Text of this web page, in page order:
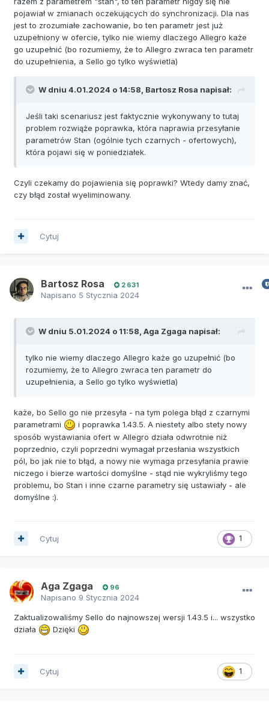
pojawiał w zmianach oczekujących do synchronizacji. Dla nas
jest to zrozumiałe zachowanie, bo ten parametr jest już
uzupełniony w ofercie, tylko nie wiemy dlaczego Allegro każe
go uzupełnić (bo rozumiemy, że to Allegro zwraca ten parametr
do uzupełnienia, a Sello go tylko wyświetla)
W dniu 4.01.2024 o 14:58, Bartosz Rosa napisał:
Jeśli taki scenariusz jest faktycznie wykonywany to tutaj
problem rozwiąże poprawka, która naprawia przesyłanie
parametrów Stan (ogólnie tych czarnych - ofertowych),
która pojawi się w poniedziałek.
Czyli czekamy do pojawienia się poprawki? Wtedy damy znać,
czy błąd został wyeliminowany.
Cytuj
Bartosz Rosa 2 631
Napisano 5 Stycznia 2024
W dniu 5.01.2024 o 11:58, Aga Zgaga napisał:
tylko nie wiemy dlaczego Allegro każe go uzupełnić (bo
rozumiemy, że to Allegro zwraca ten parametr do
uzupełnienia, a Sello go tylko wyświetla)
każe, bo Sello go nie przesyła - na tym polega błąd z czarnymi
parametrami
i poprawka 1.43.5. A niestety albo stety nowy
sposób wystawiania ofert w Allegro działa odwrotnie niż
poprzednio, czyli poprzedni wymagał przesłania wszystkich
pól, bo jak nie to błąd, a nowy nie wymaga przesyłania prawie
niczego i bierze wartości domyślne - stąd nie wykryliśmy tego
problemu, bo Stan i inne czarne parametry się ustawiały - ale
domyślne :).
1
Cytuj
Aga Zgaga 96
Napisano 9 Stycznia 2024
Zaktualizowaliśmy Sello do najnowszej wersji 1.43.5 i... wszystko
działa
Dzięki
1
Cytuj